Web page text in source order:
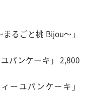
るごと桃 Bijou～」
パンケーキ」 2,800
ーユパンケーキ」